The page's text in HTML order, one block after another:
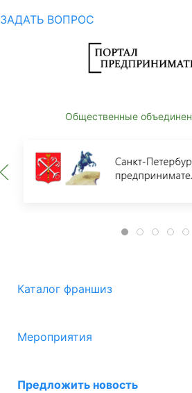
ЗАДАТЬ ВОПРОС
Общественные
Каталог франшиз
Мероприятия
Предложить новость